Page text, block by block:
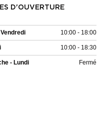
D'OUVERTURE
10:00 - 18:00
10:00 - 18:30
- Lundi Fermé